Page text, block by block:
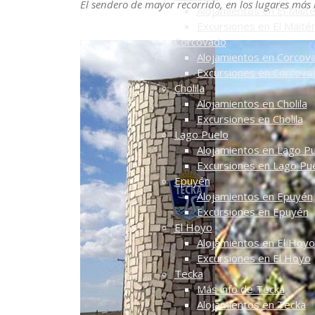
Alojamientos en El
Corcovado
Alojamientos en
Excursiones en
Cholila
Alojamientos en Cholila
Excursiones en Cholila
Lago Puelo
Alojamientos en Lago
Excursiones en Lago
Epuyén
Alojamientos en Epuyén
Excursiones en Epuyén
El Hoyo
Alojamientos en El Hoyo
Excursiones en El Hoyo
Tecka
Más info de Tecka
Alojamientos en Tecka
El sendero de mayor recorrido, en los lugares